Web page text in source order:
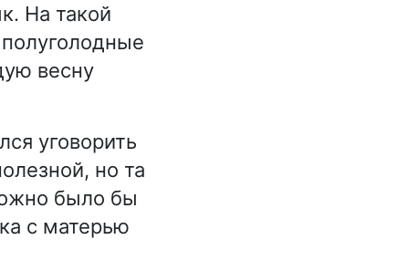
На такой
весну
уговорить
но та
было бы
с матерью